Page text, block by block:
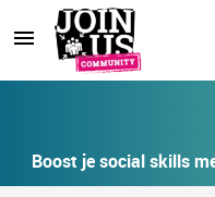
Boost je social skills